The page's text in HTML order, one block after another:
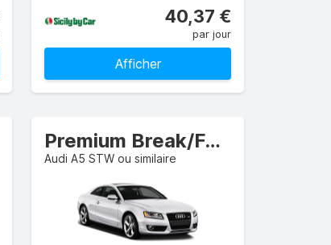
40,37 €
par jour
Afficher
Premium Break/Fourgon
Audi A5 STW ou similaire